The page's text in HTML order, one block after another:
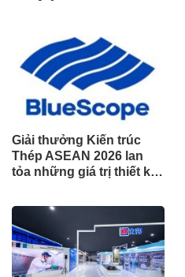
Giải thưởng Kiến trúc
Thép ASEAN 2026 lan
tỏa những giá trị thiết kế
vực